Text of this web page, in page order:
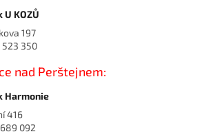
KOZŮ
197
350
nad Perštejnem:
Harmonie
416
092